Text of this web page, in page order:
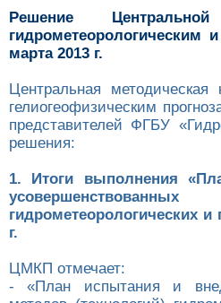
Решение
гидрометеорологическим
марта 2013 г.
Центральная
гелиогеофизическим
представителей ФГБУ
решения:
1. Итоги выполнения
гидрометеорологических и
г.
ЦМКП отмечает:
- «План испытания и